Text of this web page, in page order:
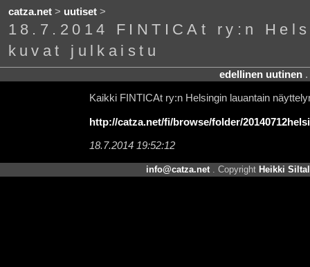
catza.net> uutiset>
18.7.2014 FINTICAt ry:n
kuvat julkaistu
edellinen uutinen.
Kaikki FINTICAt ry:n Helsingin lauantain
http://catza.net/fi/browse/folder/
18.7.2014 19:52:12
info@catza.net. Copyright Heikki